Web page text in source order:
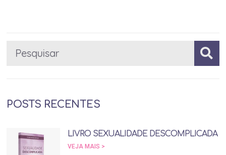
POSTS RECENTES
LIVRO SEXUALIDADE DESCOMPLICADA
VEJA MAIS >